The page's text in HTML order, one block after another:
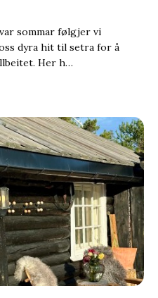
sommar følgjer vi
dyra hit til setra for å
Her h…